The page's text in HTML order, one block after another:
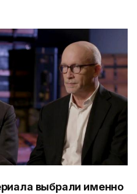
выбрали именно